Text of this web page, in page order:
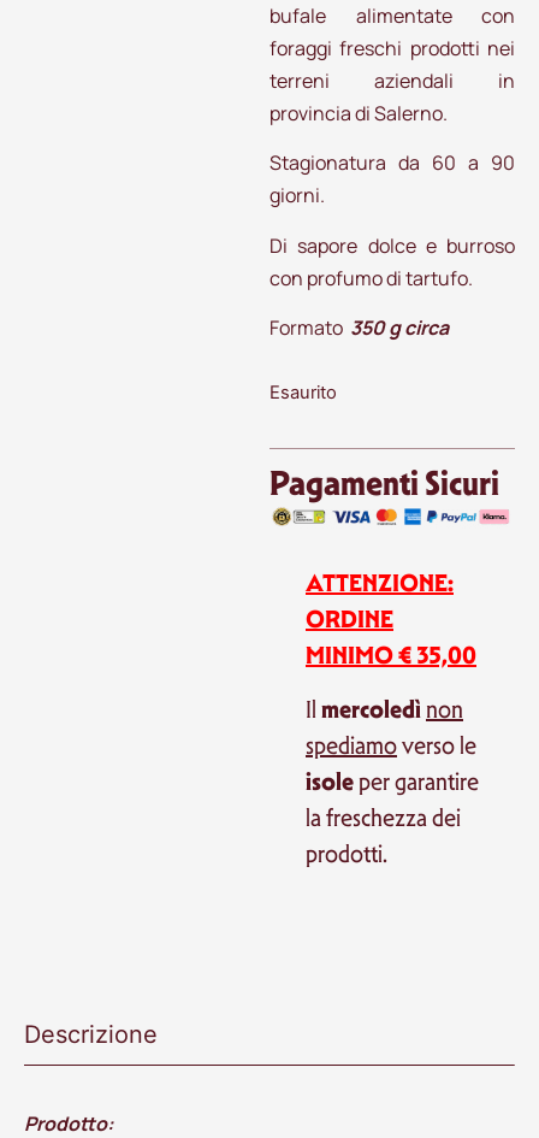
bufale alimentate con
foraggi freschi prodotti nei
terreni aziendali in
provincia di Salerno.
Stagionatura da 60 a 90
giorni.
Di sapore dolce e burroso
con profumo di tartufo.
Formato 350 g circa
Esaurito
Pagamenti Sicuri
ATTENZIONE:
ORDINE
MINIMO € 35,00
Il mercoledì non
spediamoverso le
isoleper garantire
la freschezza dei
prodotti.
Descrizione
Prodotto: